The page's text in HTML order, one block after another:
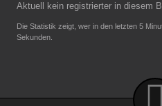
Aktuell kein registrierter in diesem
Die Statistik zeigt, wer in den letzten 5
Sekunden.